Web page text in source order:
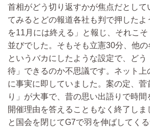
首相がどう切り返すかが焦点だとして
てみるとどの報道各社も判で押した
を11月には終える」と報じ、それこ
並びでした。そもそも立憲30分、他
というバカにしたような設定で、どう
待」できるのか不思議です。ネット上
に事実に即していました。案の定、菅
り」が大事で、昔の思い出語りで時間
開催理由を答えることもなく終了しま
と国会を閉じてG7で羽を伸ばしてくる